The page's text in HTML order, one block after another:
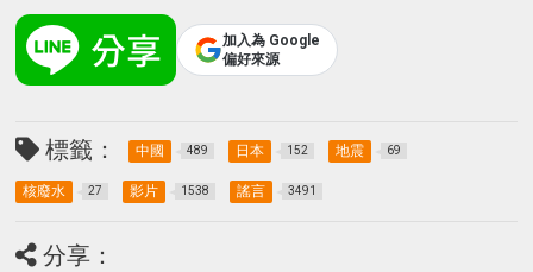
加入為 Google
偏好來源
標籤： 中國 489 日本 152 地震 69
核廢水 27 影片 1538 謠言 3491
分享：